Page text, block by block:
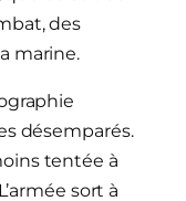
des
marine.
désemparés.
tentée à
sort à